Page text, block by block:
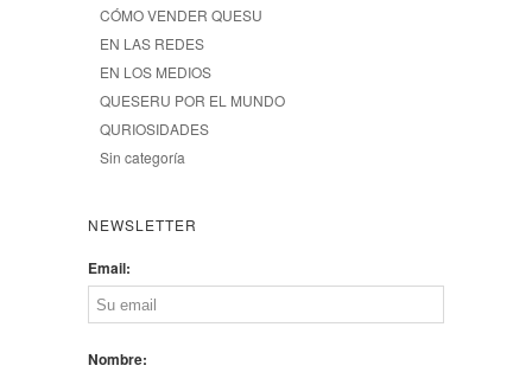
CÓMO VENDER QUESU
EN LAS REDES
EN LOS MEDIOS
QUESERU POR EL MUNDO
QURIOSIDADES
Sin categoría
NEWSLETTER
Email:
Nombre: